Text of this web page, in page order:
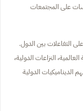
على المجتمعات
التفاعلات بين الدول.
النزاعات الدولية،
الدولية